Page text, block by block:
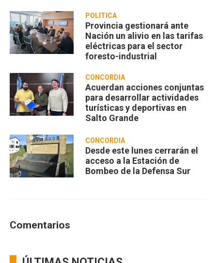
POLÍTICA
Provincia gestionará ante
Nación un alivio en las tarifas
eléctricas para el sector
foresto-industrial
CONCORDIA
Acuerdan acciones conjuntas
para desarrollar actividades
turísticas y deportivas en
Salto Grande
CONCORDIA
Desde este lunes cerrarán el
acceso a la Estación de
Bombeo de la Defensa Sur
Comentarios